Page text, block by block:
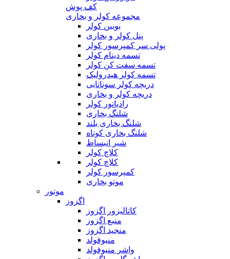
کف پوش
مجموعه کولر و بخاری
بوبین کولر
پنل کولر و بخاری
پولی سر کمپرسور کولر
تسمه دینام کولر
تسمه سفت کن کولر
تسمه کولر هیدرولیک
دریچه کولر سوناتایی
دریچه کولر و بخاری
رادیاتور کولر
شلنگ بخاری
شلنگ بخاری بلند
شلنگ بخاری کوتاه
شیر انبساط
کلاچ کولر
کلاچ کولر
کمپرسور کولر
موتو بخاری
موتور
اگزوز
کاتالیزور اگزوز
منبع اگزوز
منجید اگزوز
منیوفولد
واشر منیوفولد